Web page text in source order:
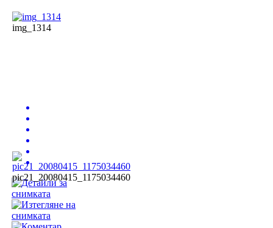
img_1314
pic21_20080415_1175034460